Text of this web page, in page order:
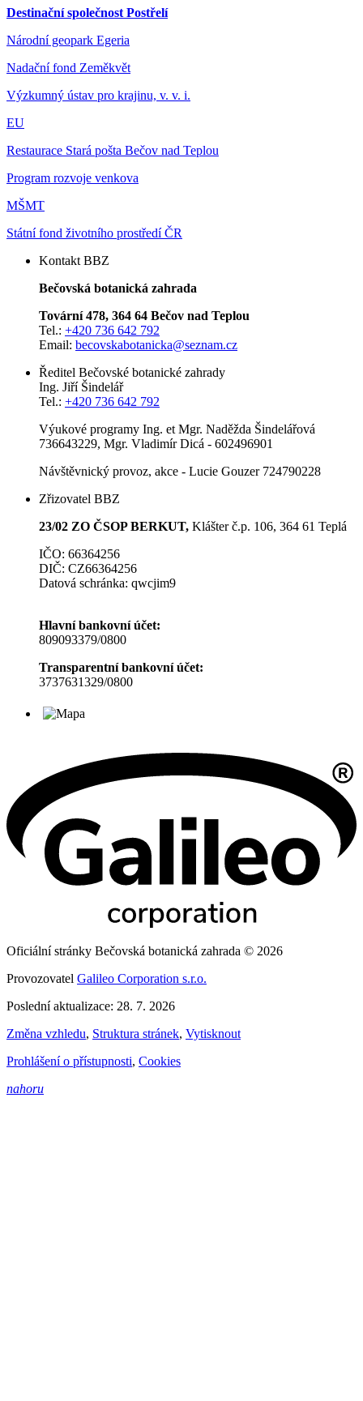
Destinační společnost Postřelí
Národní geopark Egeria
Nadační fond Zeměkvět
Výzkumný ústav pro krajinu, v. v. i.
EU
Restaurace Stará pošta Bečov nad Teplou
Program rozvoje venkova
MŠMT
Státní fond životního prostředí ČR
Kontakt BBZ
Bečovská botanická zahrada
Tovární 478, 364 64 Bečov nad Teplou
Tel.: +420 736 642 792
Email: becovskabotanicka@seznam.cz
Ředitel Bečovské botanické zahrady
Ing. Jiří Šindelář
Tel.: +420 736 642 792
Výukové programy Ing. et Mgr. Naděžda Šindelářová
736643229, Mgr. Vladimír Dicá - 602496901
Návštěvnický provoz, akce - Lucie Gouzer 724790228
Zřizovatel BBZ
23/02 ZO ČSOP BERKUT, Klášter č.p. 106, 364 61 Teplá
IČO: 66364256
DIČ: CZ66364256
Datová schránka: qwcjim9
Hlavní bankovní účet:
809093379/0800
Transparentní bankovní účet:
3737631329/0800
Oficiální stránky Bečovská botanická zahrada © 2026
Provozovatel Galileo Corporation s.r.o.
Poslední aktualizace: 28. 7. 2026
Změna vzhledu, Struktura stránek, Vytisknout
Prohlášení o přístupnosti, Cookies
nahoru